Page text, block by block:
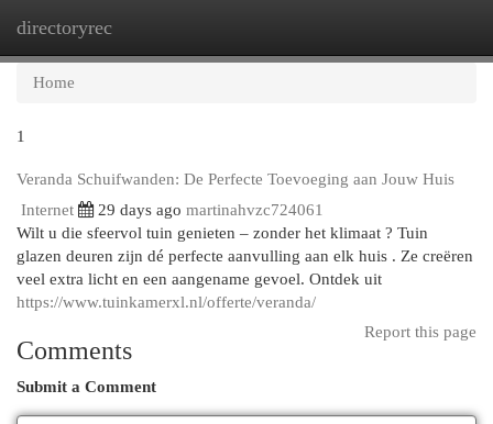
directoryrec
Home
1
Veranda Schuifwanden: De Perfecte Toevoeging aan Jouw Huis
Internet
29 days ago martinahvzc724061
Wilt u die sfeervol tuin genieten – zonder het klimaat ? Tuin
glazen deuren zijn dé perfecte aanvulling aan elk huis . Ze creëren
veel extra licht en een aangename gevoel. Ontdek uit
https://www.tuinkamerxl.nl/offerte/veranda/
Report this page
Comments
Submit a Comment